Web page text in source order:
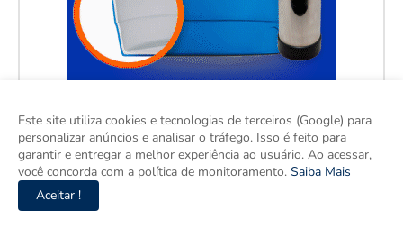
Este site utiliza cookies e tecnologias de terceiros (Google) para
personalizar anúncios e analisar o tráfego. Isso é feito para
garantir e entregar a melhor experiência ao usuário. Ao acessar,
você concorda com a política de monitoramento. Saiba Mais
Aceitar !